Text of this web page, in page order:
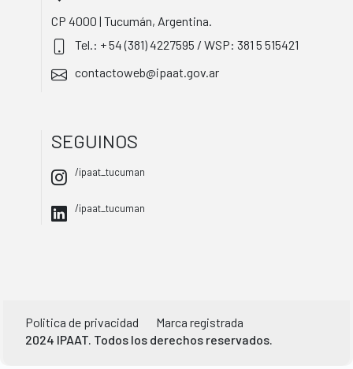
CP 4000 | Tucumán, Argentina.
Tel.: + 54 (381) 4227595 / WSP: 381 5 515421
contactoweb@ipaat.gov.ar
SEGUINOS
/ipaat_tucuman
/ipaat_tucuman
Politica de privacidad
Marca registrada
2024 IPAAT. Todos los derechos reservados.